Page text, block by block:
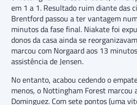
em 1 a 1. Resultado ruim diante das
Brentford passou a ter vantagem
minutos da fase final. Niakate foi
donos da casa ainda se
marcou com Norgaard aos 13
assistência de Jensen.
No entanto, acabou cedendo o
menos, o Nottingham Forest marcou
Dominguez. Com sete pontos (uma